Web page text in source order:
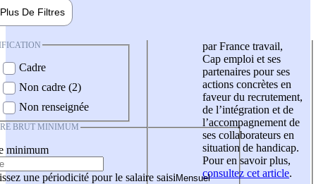
Plus De Filtres
Cadre
Non cadre (2)
Non renseignée
BRUT MINIMUM
minimum
une périodicité pour le salaire saisi
par France travail,
Cap emploi et ses
partenaires pour ses
actions concrètes en
faveur du recrutement,
de l’intégration et de
l’accompagnement de
ses collaborateurs en
situation de handicap.
Pour en savoir plus,
consultez cet article.